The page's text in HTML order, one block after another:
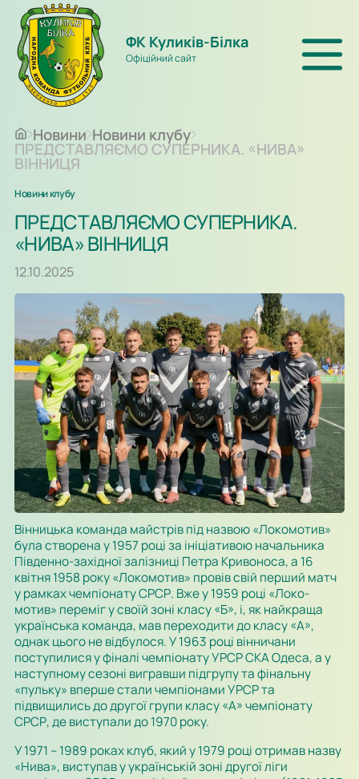
ФК Куликів-Білка
Офіційний сайт
Новини Новини клубу
ПРЕДСТАВЛЯЄМО СУПЕРНИКА. «НИВА»
ВІННИЦЯ
Новини клубу
ПРЕДСТАВЛЯЄМО СУПЕРНИКА.
«НИВА» ВІННИЦЯ
12.10.2025
Вінницька команда майстрів під назвою «Локомотив»
була ство­рена у1957 році за ініціативою начальника
Південно-західної заліз­ниці Петра Кривоноса, а 16
квітня1958 року «Локомотив» провів свій перший матч
у рамках чемпіонату СРСР. Вже у 1959 році «Локо­
мотив» переміг у своїй зоні класу «Б», і, як найкраща
українська ко­манда, мав переходити до класу «А»,
однак цього не відбулося. У 1963 році вінничани
поступилися у фіналічемпіонату УРСРСКА Одеса, а у
наступному сезоні вигравши підгрупу та фінальну
«пульку» вперше стали чемпіонамиУРСРта
підвищились до другої групи класу «А» чемпіонату
СРСР, де виступали до 1970 ро­ку.
У 1971 – 1989 роках клуб, який у 1979 році отримав назву
«Нива», виступав уукраїнськійзоні другої ліги